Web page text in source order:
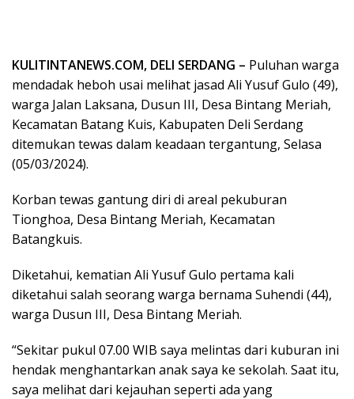
KULITINTANEWS.COM, DELI SERDANG – Puluhan warga
mendadak heboh usai melihat jasad Ali Yusuf Gulo (49),
warga Jalan Laksana, Dusun III, Desa Bintang Meriah,
Kecamatan Batang Kuis, Kabupaten Deli Serdang
ditemukan tewas dalam keadaan tergantung, Selasa
(05/03/2024).
Korban tewas gantung diri di areal pekuburan
Tionghoa, Desa Bintang Meriah, Kecamatan
Batangkuis.
Diketahui, kematian Ali Yusuf Gulo pertama kali
diketahui salah seorang warga bernama Suhendi (44),
warga Dusun III, Desa Bintang Meriah.
“Sekitar pukul 07.00 WIB saya melintas dari kuburan ini
hendak menghantarkan anak saya ke sekolah. Saat itu,
saya melihat dari kejauhan seperti ada yang